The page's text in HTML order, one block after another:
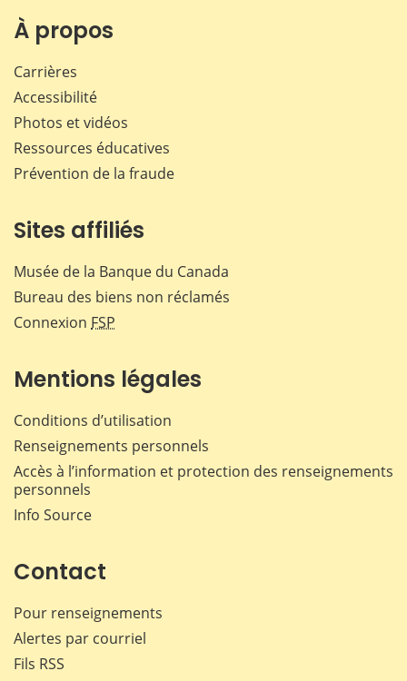
À propos
Carrières
Accessibilité
Photos et vidéos
Ressources éducatives
Prévention de la fraude
Sites affiliés
Musée de la Banque du Canada
Bureau des biens non réclamés
Connexion FSP
Mentions légales
Conditions d’utilisation
Renseignements personnels
Accès à l’information et protection des renseignements
personnels
Info Source
Contact
Pour renseignements
Alertes par courriel
Fils RSS